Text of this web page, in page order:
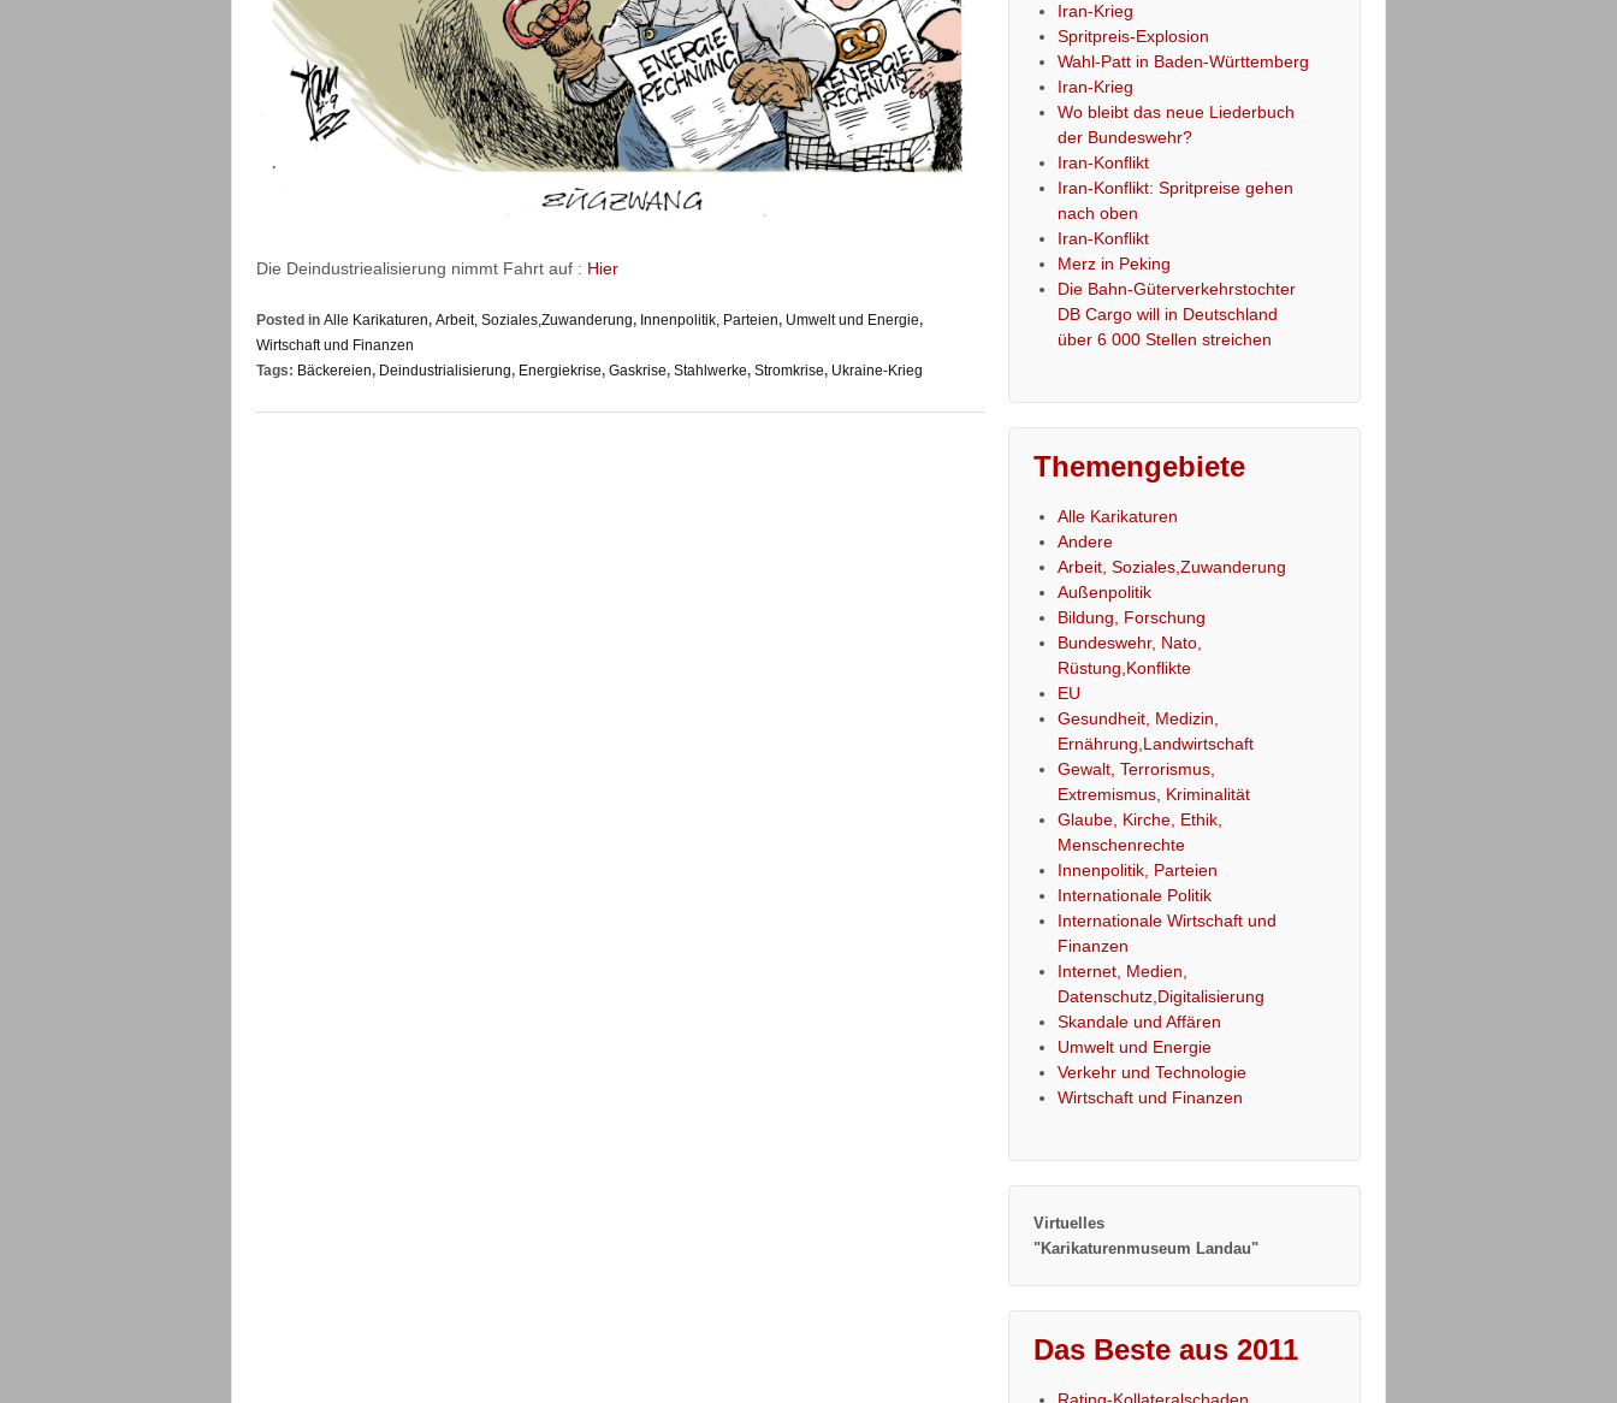
Die Deindustriealisierung nimmt Fahrt auf : Hier
Posted in Alle Karikaturen, Arbeit, Soziales,Zuwanderung, Innenpolitik, Parteien, Umwelt und Energie,
Wirtschaft und Finanzen
Tags: Bäckereien, Deindustrialisierung, Energiekrise, Gaskrise, Stahlwerke, Stromkrise, Ukraine-Krieg
Iran-Krieg
Spritpreis-Explosion
Wahl-Patt in Baden-Württemberg
Iran-Krieg
Wo bleibt das neue Liederbuch
der Bundeswehr?
Iran-Konflikt
Iran-Konflikt: Spritpreise gehen
nach oben
Iran-Konflikt
Merz in Peking
Die Bahn-Güterverkehrstochter
DB Cargo will in Deutschland
über 6 000 Stellen streichen
Themengebiete
Alle Karikaturen
Andere
Arbeit, Soziales,Zuwanderung
Außenpolitik
Bildung, Forschung
Bundeswehr, Nato,
Rüstung,Konflikte
EU
Gesundheit, Medizin,
Ernährung,Landwirtschaft
Gewalt, Terrorismus,
Extremismus, Kriminalität
Glaube, Kirche, Ethik,
Menschenrechte
Innenpolitik, Parteien
Internationale Politik
Internationale Wirtschaft und
Finanzen
Internet, Medien,
Datenschutz,Digitalisierung
Skandale und Affären
Umwelt und Energie
Verkehr und Technologie
Wirtschaft und Finanzen
Virtuelles
"Karikaturenmuseum Landau"
Das Beste aus 2011